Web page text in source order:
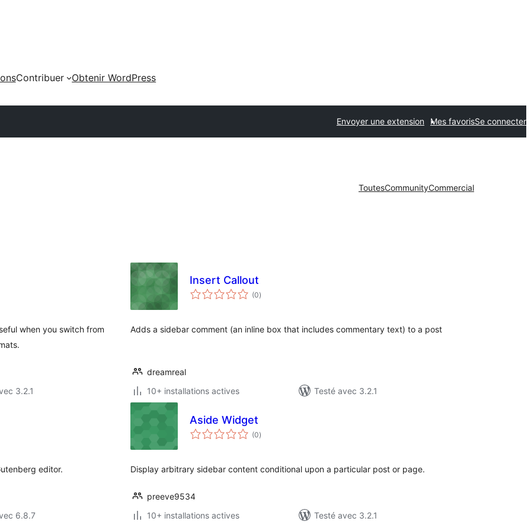
Contribuer
Obtenir WordPress
Envoyer une extension Mes favorisSe connecter
ToutesCommunityCommercial
when you switch from
3.2.1
Insert Callout
(0notes
en
)
Adds a sidebar comment (an inline box that includes commentary text) to a post
dreamreal
10+ installations actives
Testé avec 3.2.1
editor.
6.8.7
Aside Widget
(0notes
en
)
Display arbitrary sidebar content conditional upon a particular post or page.
preeve9534
10+ installations actives
Testé avec 3.2.1